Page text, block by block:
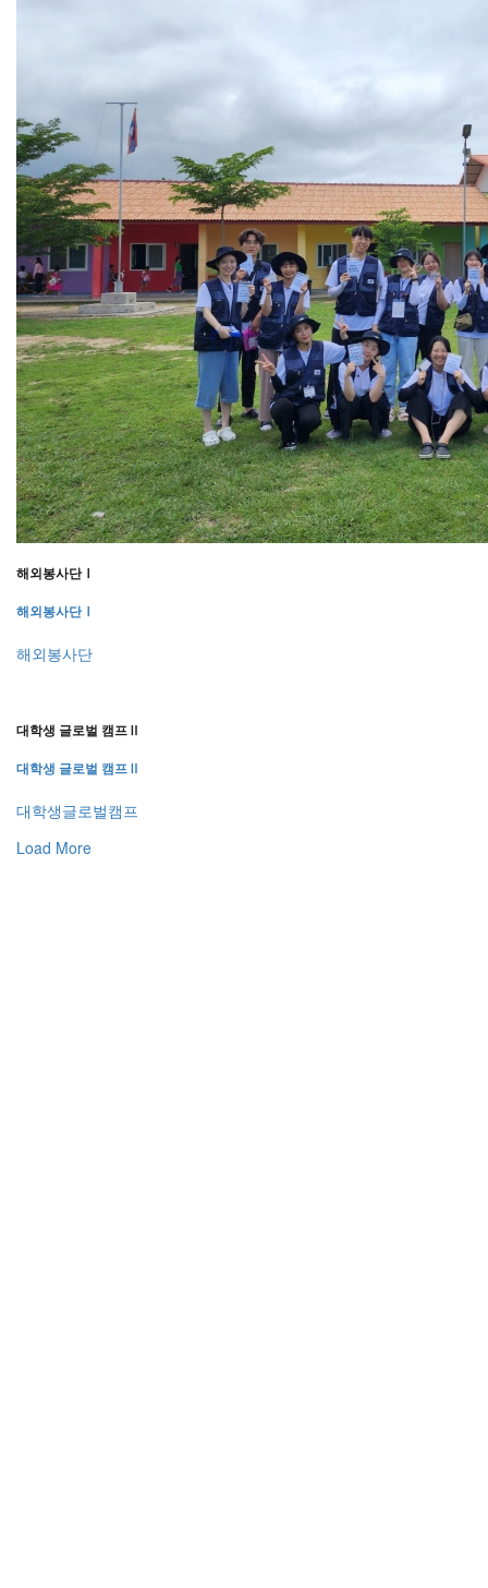
해외봉사단Ⅰ
해외봉사단Ⅰ
해외봉사단
대학생 글로벌 캠프Ⅱ
대학생 글로벌 캠프Ⅱ
대학생글로벌캠프
Load More